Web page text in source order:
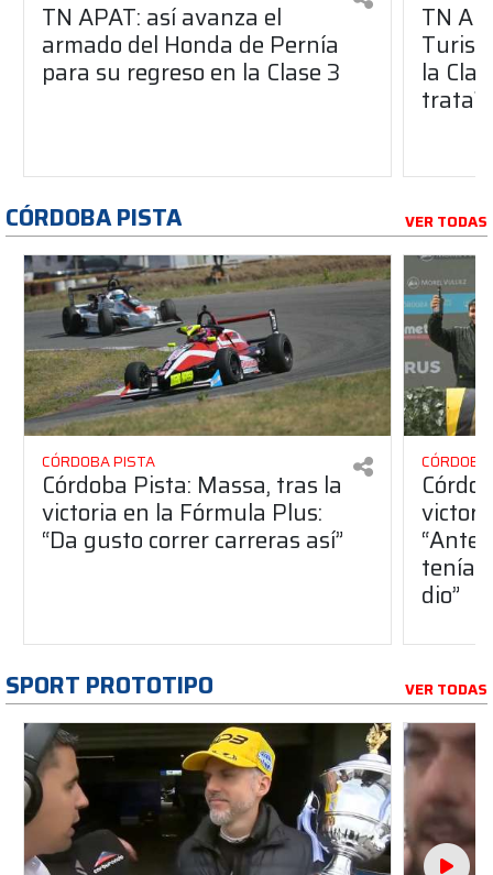
TN APAT: así avanza el
armado del Honda de Pernía
para su regreso en la Clase 3
TN
la
trata?
CÓRDOBA PISTA VER TODAS
CÓRDOBA PISTA
Córdoba Pista: Massa, tras la
victoria en la Fórmula Plus:
“Da gusto correr carreras así”
dio”
SPORT PROTOTIPO VER TODAS